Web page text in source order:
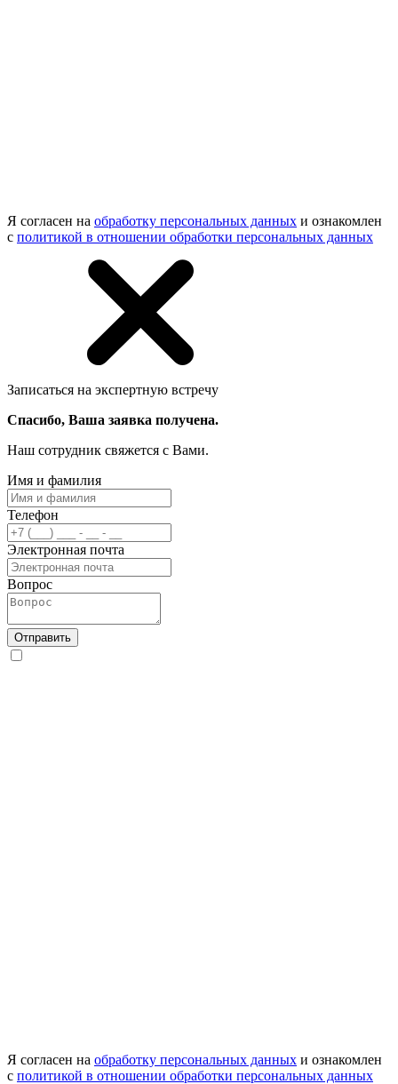
Я согласен на обработку персональных данных и ознакомлен
с политикой в отношении обработки персональных данных
Записаться на экспертную встречу
Спасибо, Ваша заявка получена.
Наш сотрудник свяжется с Вами.
Имя и фамилия
Телефон
Электронная почта
Вопрос
Отправить
Я согласен на обработку персональных данных и ознакомлен
с политикой в отношении обработки персональных данных